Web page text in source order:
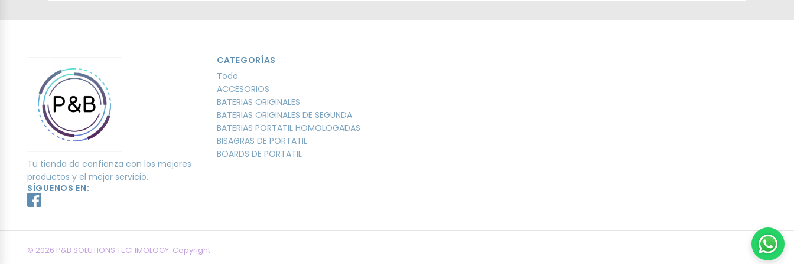
Tu tienda de confianza con los mejores
productos y el mejor servicio.
SÍGUENOS EN:
CATEGORÍAS
Todo
ACCESORIOS
BATERIAS ORIGINALES
BATERIAS ORIGINALES DE SEGUNDA
BATERIAS PORTATIL HOMOLOGADAS
BISAGRAS DE PORTATIL
BOARDS DE PORTATIL
© 2026 P&B SOLUTIONS TECHMOLOGY. Copyright